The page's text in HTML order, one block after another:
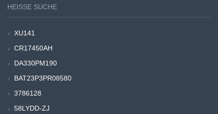
HEISSE SUCHE
XU141
CR17450AH
DA330PM190
BAT23P3PR08580
3786128
58LYDD-ZJ